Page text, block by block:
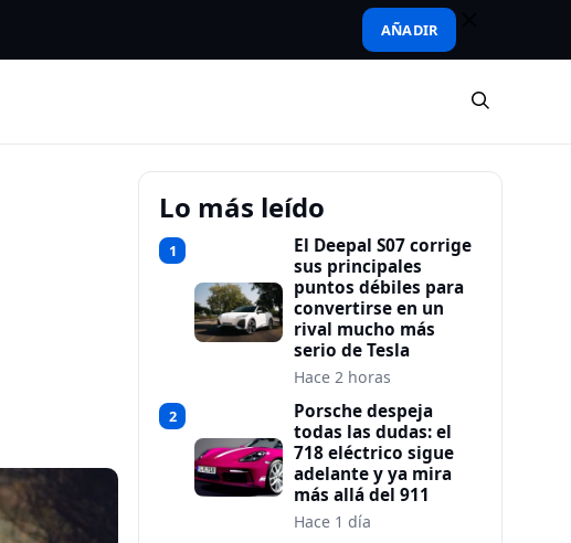
AÑADIR
Lo más leído
1
El Deepal S07 corrige
sus principales
puntos débiles para
convertirse en un
rival mucho más
serio de Tesla
Hace 2 horas
2
Porsche despeja
todas las dudas: el
718 eléctrico sigue
adelante y ya mira
más allá del 911
Hace 1 día